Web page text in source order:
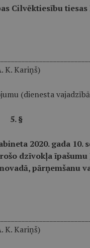
Cilvēktiesību tiesas
K. Kariņš)
(dienesta
5. §
2020. gada 10.
dzīvokļa īpašumu
pārņemšanu
K. Kariņš)